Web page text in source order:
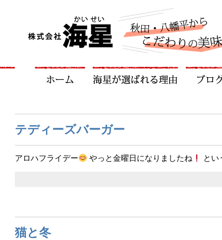
テディーズバーガー
アロハフライデー やっと金曜日になりましたね とい
猫と冬